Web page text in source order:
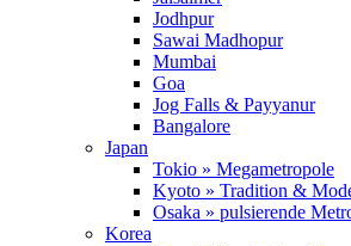
Jodhpur
Sawai Madhopur
Mumbai
Goa
Jog Falls & Payyanur
Bangalore
Japan
Tokio » Megametropole
Kyoto » Tradition &
Osaka » pulsierende
Korea